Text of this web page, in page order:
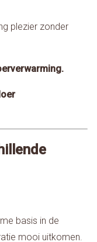
plezier zonder
basis in de
mooi uitkomen.